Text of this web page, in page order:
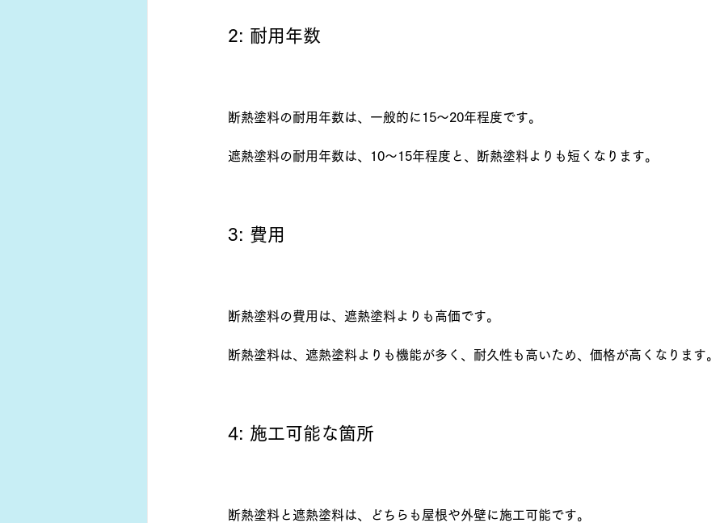
2: 耐用年数
断熱塗料の耐用年数は、一般的に15～20年程度です。
遮熱塗料の耐用年数は、10～15年程度と、断熱塗料よりも短くなります。
3: 費用
断熱塗料の費用は、遮熱塗料よりも高価です。
断熱塗料は、遮熱塗料よりも機能が多く、耐久性も高いため、価格が高くなります。
4: 施工可能な箇所
断熱塗料と遮熱塗料は、どちらも屋根や外壁に施工可能です。